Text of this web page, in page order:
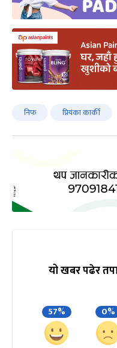
निफ प्रियंका कार्की
यो खबर पढेर
57% 0%